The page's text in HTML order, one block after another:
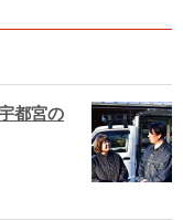
都宮の